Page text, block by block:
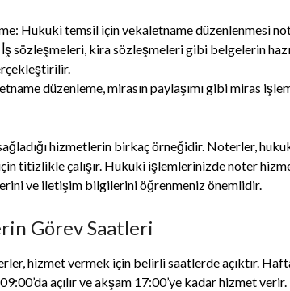
Hukuki temsil için vekaletname düzenlenmesi
sözleşmeleri, kira sözleşmeleri gibi belgelerin
düzenleme, mirasın paylaşımı gibi miras
hizmetlerin birkaç örneğidir. Noterler,
titizlikle çalışır. Hukuki işlemlerinizde noter
ve iletişim bilgilerini öğrenmeniz önemlidir.
Görev Saatleri
hizmet vermek için belirli saatlerde açıktır.
açılır ve akşam 17:00’ye kadar hizmet verir.